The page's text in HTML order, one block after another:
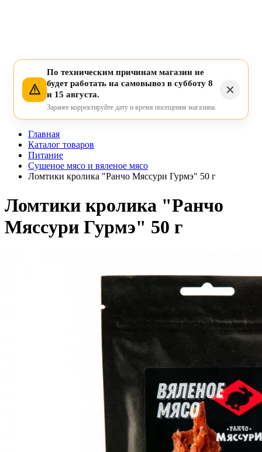
По техническим причинам магазин не
будет работать на самовывоз в субботу 8
и 15 августа.
Заранее корректируйте дату и время посещения магазина.
Главная
Каталог товаров
Питание
Сушеное мясо и вяленое мясо
Ломтики кролика "Ранчо Мяссури Гурмэ" 50 г
Ломтики кролика "Ранчо
Мяссури Гурмэ" 50 г